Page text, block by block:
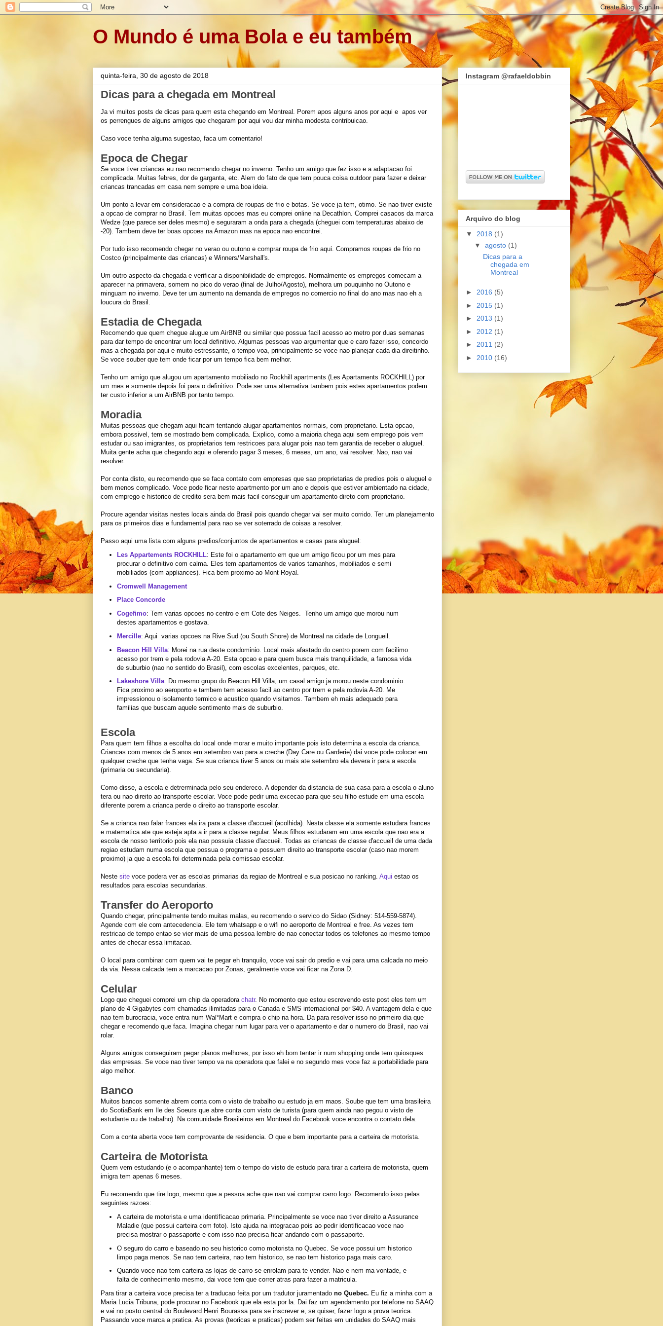
O Mundo é uma Bola e eu também
quinta-feira, 30 de agosto de 2018
Dicas para a chegada em Montreal
Ja vi muitos posts de dicas para quem esta chegando em Montreal. Porem apos alguns anos por aqui e apos ver
os perrengues de alguns amigos que chegaram por aqui vou dar minha modesta contribuicao.
Caso voce tenha alguma sugestao, faca um comentario!
Epoca de Chegar
Se voce tiver criancas eu nao recomendo chegar no inverno. Tenho um amigo que fez isso e a adaptacao foi
complicada. Muitas febres, dor de garganta, etc. Alem do fato de que tem pouca coisa outdoor para fazer e deixar
criancas trancadas em casa nem sempre e uma boa ideia.
Um ponto a levar em consideracao e a compra de roupas de frio e botas. Se voce ja tem, otimo. Se nao tiver existe
a opcao de comprar no Brasil. Tem muitas opcoes mas eu comprei online na Decathlon. Comprei casacos da marca
Wedze (que parece ser deles mesmo) e seguraram a onda para a chegada (cheguei com temperaturas abaixo de
-20). Tambem deve ter boas opcoes na Amazon mas na epoca nao encontrei.
Por tudo isso recomendo chegar no verao ou outono e comprar roupa de frio aqui. Compramos roupas de frio no
Costco (principalmente das criancas) e Winners/Marshall's.
Um outro aspecto da chegada e verificar a disponibilidade de empregos. Normalmente os empregos comecam a
aparecer na primavera, somem no pico do verao (final de Julho/Agosto), melhora um pouquinho no Outono e
minguam no inverno. Deve ter um aumento na demanda de empregos no comercio no final do ano mas nao eh a
loucura do Brasil.
Estadia de Chegada
Recomendo que quem chegue alugue um AirBNB ou similar que possua facil acesso ao metro por duas semanas
para dar tempo de encontrar um local definitivo. Algumas pessoas vao argumentar que e caro fazer isso, concordo
mas a chegada por aqui e muito estressante, o tempo voa, principalmente se voce nao planejar cada dia direitinho.
Se voce souber que tem onde ficar por um tempo fica bem melhor.
Tenho um amigo que alugou um apartamento mobiliado no Rockhill apartments (Les Apartaments ROCKHILL) por
um mes e somente depois foi para o definitivo. Pode ser uma alternativa tambem pois estes apartamentos podem
ter custo inferior a um AirBNB por tanto tempo.
Moradia
Muitas pessoas que chegam aqui ficam tentando alugar apartamentos normais, com proprietario. Esta opcao,
embora possivel, tem se mostrado bem complicada. Explico, como a maioria chega aqui sem emprego pois vem
estudar ou sao imigrantes, os proprietarios tem restricoes para alugar pois nao tem garantia de receber o aluguel.
Muita gente acha que chegando aqui e oferendo pagar 3 meses, 6 meses, um ano, vai resolver. Nao, nao vai
resolver.
Por conta disto, eu recomendo que se faca contato com empresas que sao proprietarias de predios pois o aluguel e
bem menos complicado. Voce pode ficar neste apartmento por um ano e depois que estiver ambientado na cidade,
com emprego e historico de credito sera bem mais facil conseguir um apartamento direto com proprietario.
Procure agendar visitas nestes locais ainda do Brasil pois quando chegar vai ser muito corrido. Ter um planejamento
para os primeiros dias e fundamental para nao se ver soterrado de coisas a resolver.
Passo aqui uma lista com alguns predios/conjuntos de apartamentos e casas para aluguel:
Les Appartements ROCKHILL: Este foi o apartamento em que um amigo ficou por um mes para
procurar o definitivo com calma. Eles tem apartamentos de varios tamanhos, mobiliados e semi
mobiliados (com appliances). Fica bem proximo ao Mont Royal.
Cromwell Management
Place Concorde
Cogefimo: Tem varias opcoes no centro e em Cote des Neiges. Tenho um amigo que morou num
destes apartamentos e gostava.
Mercille: Aqui varias opcoes na Rive Sud (ou South Shore) de Montreal na cidade de Longueil.
Beacon Hill Villa: Morei na rua deste condominio. Local mais afastado do centro porem com facilimo
acesso por trem e pela rodovia A-20. Esta opcao e para quem busca mais tranquilidade, a famosa vida
de suburbio (nao no sentido do Brasil), com escolas excelentes, parques, etc.
Lakeshore Villa: Do mesmo grupo do Beacon Hill Villa, um casal amigo ja morou neste condominio.
Fica proximo ao aeroporto e tambem tem acesso facil ao centro por trem e pela rodovia A-20. Me
impressionou o isolamento termico e acustico quando visitamos. Tambem eh mais adequado para
familias que buscam aquele sentimento mais de suburbio.
Escola
Para quem tem filhos a escolha do local onde morar e muito importante pois isto determina a escola da crianca.
Criancas com menos de 5 anos em setembro vao para a creche (Day Care ou Garderie) dai voce pode colocar em
qualquer creche que tenha vaga. Se sua crianca tiver 5 anos ou mais ate setembro ela devera ir para a escola
(primaria ou secundaria).
Como disse, a escola e detrerminada pelo seu endereco. A depender da distancia de sua casa para a escola o aluno
tera ou nao direito ao transporte escolar. Voce pode pedir uma excecao para que seu filho estude em uma escola
diferente porem a crianca perde o direito ao transporte escolar.
Se a crianca nao falar frances ela ira para a classe d'accueil (acolhida). Nesta classe ela somente estudara frances
e matematica ate que esteja apta a ir para a classe regular. Meus filhos estudaram em uma escola que nao era a
escola de nosso territorio pois ela nao possuia classe d'accueil. Todas as criancas de classe d'accueil de uma dada
regiao estudam numa escola que possua o programa e possuem direito ao transporte escolar (caso nao morem
proximo) ja que a escola foi determinada pela comissao escolar.
Neste site voce podera ver as escolas primarias da regiao de Montreal e sua posicao no ranking. Aqui estao os
resultados para escolas secundarias.
Transfer do Aeroporto
Quando chegar, principalmente tendo muitas malas, eu recomendo o servico do Sidao (Sidney: 514-559-5874).
Agende com ele com antecedencia. Ele tem whatsapp e o wifi no aeroporto de Montreal e free. As vezes tem
restricao de tempo entao se vier mais de uma pessoa lembre de nao conectar todos os telefones ao mesmo tempo
antes de checar essa limitacao.
O local para combinar com quem vai te pegar eh tranquilo, voce vai sair do predio e vai para uma calcada no meio
da via. Nessa calcada tem a marcacao por Zonas, geralmente voce vai ficar na Zona D.
Celular
Logo que cheguei comprei um chip da operadora chatr. No momento que estou escrevendo este post eles tem um
plano de 4 Gigabytes com chamadas ilimitadas para o Canada e SMS internacional por $40. A vantagem dela e que
nao tem burocracia, voce entra num Wal*Mart e compra o chip na hora. Da para resolver isso no primeiro dia que
chegar e recomendo que faca. Imagina chegar num lugar para ver o apartamento e dar o numero do Brasil, nao vai
rolar.
Alguns amigos conseguiram pegar planos melhores, por isso eh bom tentar ir num shopping onde tem quiosques
das empresas. Se voce nao tiver tempo va na operadora que falei e no segundo mes voce faz a portabilidade para
algo melhor.
Banco
Muitos bancos somente abrem conta com o visto de trabalho ou estudo ja em maos. Soube que tem uma brasileira
do ScotiaBank em Ile des Soeurs que abre conta com visto de turista (para quem ainda nao pegou o visto de
estudante ou de trabalho). Na comunidade Brasileiros em Montreal do Facebook voce encontra o contato dela.
Com a conta aberta voce tem comprovante de residencia. O que e bem importante para a carteira de motorista.
Carteira de Motorista
Quem vem estudando (e o acompanhante) tem o tempo do visto de estudo para tirar a carteira de motorista, quem
imigra tem apenas 6 meses.
Eu recomendo que tire logo, mesmo que a pessoa ache que nao vai comprar carro logo. Recomendo isso pelas
seguintes razoes:
A carteira de motorista e uma identificacao primaria. Principalmente se voce nao tiver direito a Assurance
Maladie (que possui carteira com foto). Isto ajuda na integracao pois ao pedir identificacao voce nao
precisa mostrar o passaporte e com isso nao precisa ficar andando com o passaporte.
O seguro do carro e baseado no seu historico como motorista no Quebec. Se voce possui um historico
limpo paga menos. Se nao tem carteira, nao tem historico, se nao tem historico paga mais caro.
Quando voce nao tem carteira as lojas de carro se enrolam para te vender. Nao e nem ma-vontade, e
falta de conhecimento mesmo, dai voce tem que correr atras para fazer a matricula.
Para tirar a carteira voce precisa ter a traducao feita por um tradutor juramentado no Quebec. Eu fiz a minha com a
Maria Lucia Tribuna, pode procurar no Facebook que ela esta por la. Dai faz um agendamento por telefone no SAAQ
e vai no posto central do Boulevard Henri Bourassa para se inscrever e, se quiser, fazer logo a prova teorica.
Passando voce marca a pratica. As provas (teoricas e praticas) podem ser feitas em unidades do SAAQ mais
Instagram @rafaeldobbin
Arquivo do blog
▼ 2018 (1)
▼ agosto (1)
Dicas para a
chegada em
Montreal
► 2016 (5)
► 2015 (1)
► 2013 (1)
► 2012 (1)
► 2011 (2)
► 2010 (16)